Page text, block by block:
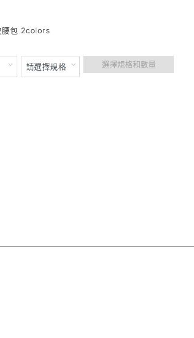
腰包 2colors
選擇規格和數量